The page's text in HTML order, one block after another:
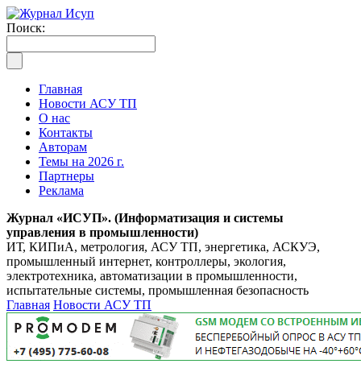
Поиск:
Главная
Новости АСУ ТП
О нас
Контакты
Авторам
Темы на 2026 г.
Партнеры
Реклама
Журнал «ИСУП». (Информатизация и системы
управления в промышленности)
ИТ, КИПиА, метрология, АСУ ТП, энергетика, АСКУЭ,
промышленный интернет, контроллеры, экология,
электротехника, автоматизации в промышленности,
испытательные системы, промышленная безопасность
Главная Новости АСУ ТП